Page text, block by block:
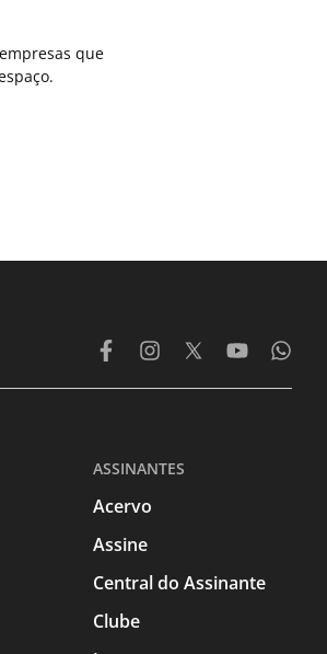
que
ASSINANTES
Acervo
Assine
Central do Assinante
Clube